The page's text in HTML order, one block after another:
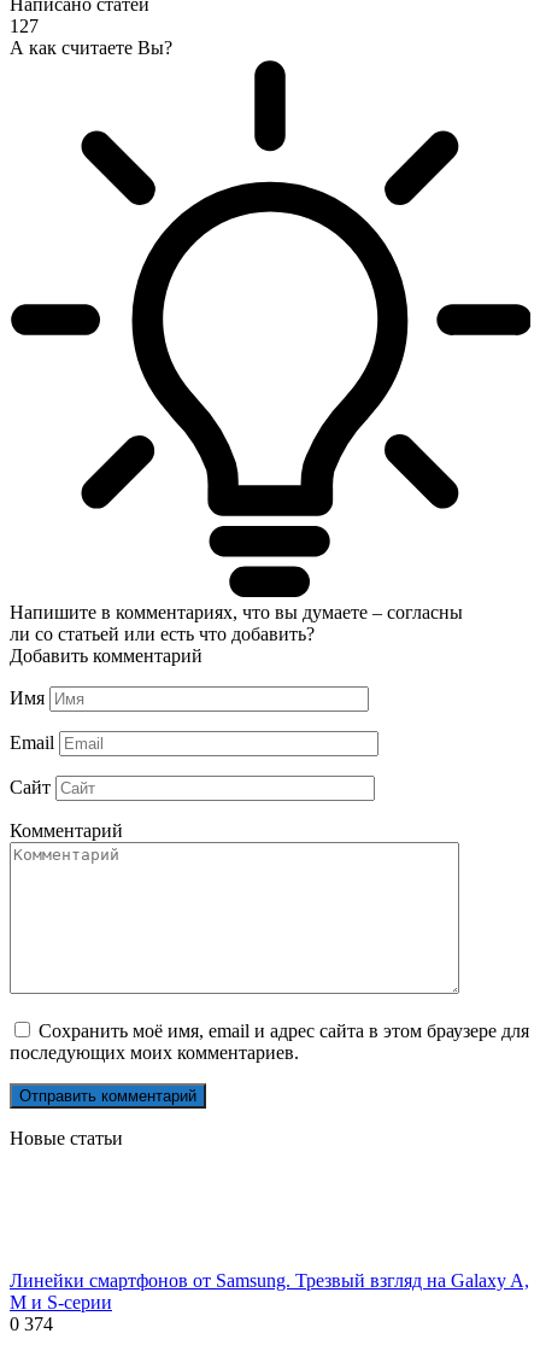
127
А как считаете Вы?
Напишите в комментариях, что вы думаете – согласны
ли со статьей или есть что добавить?
Добавить комментарий
Имя
Email
Сайт
Комментарий
Сохранить моё имя, email и адрес сайта в этом браузере для
последующих моих комментариев.
Новые статьи
Линейки смартфонов от Samsung. Трезвый взгляд на Galaxy A,
M и S-серии
0 374